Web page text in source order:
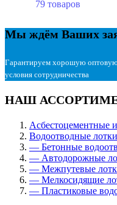
79 товаров
Мы ждём Ваших
Гарантируем хорошую оптовую
условия сотрудничества
НАШ
Асбестоцементные
Водоотводные лотки
— Бетонные
— Автодорожные
— Межпутевые
— Мелкосидящие
— Пластиковые